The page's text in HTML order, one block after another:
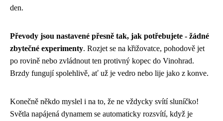
den.
Převody jsou nastavené přesně tak, jak potřebujete - žádné
zbytečné experimenty. Rozjet se na křižovatce, pohodově jet
po rovině nebo zvládnout ten protivný kopec do Vinohrad.
Brzdy fungují spolehlivě, ať už je vedro nebo lije jako z konve.
Konečně někdo myslel i na to, že ne vždycky svítí sluníčko!
Světla napájená dynamem se automaticky rozsvítí, když je